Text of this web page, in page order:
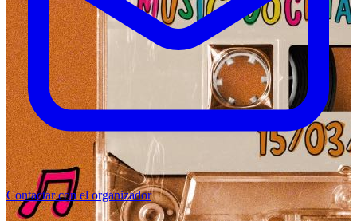
Contactar con el organizador